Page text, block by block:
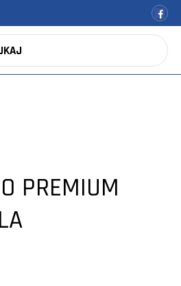
PREMIUM